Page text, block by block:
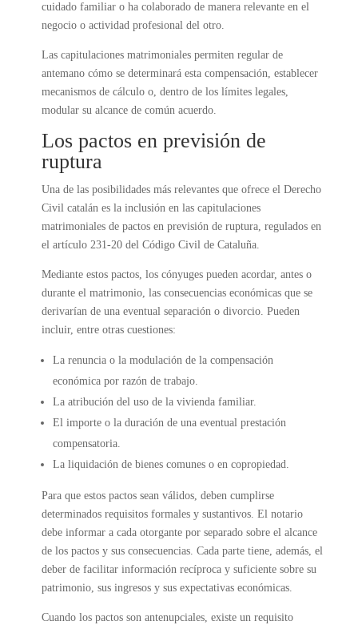
cuidado familiar o ha colaborado de manera relevante en el
negocio o actividad profesional del otro.
Las capitulaciones matrimoniales permiten regular de
antemano cómo se determinará esta compensación, establecer
mecanismos de cálculo o, dentro de los límites legales,
modular su alcance de común acuerdo.
Los pactos en previsión de
ruptura
Una de las posibilidades más relevantes que ofrece el Derecho
Civil catalán es la inclusión en las capitulaciones
matrimoniales de pactos en previsión de ruptura, regulados en
el artículo 231-20 del Código Civil de Cataluña.
Mediante estos pactos, los cónyuges pueden acordar, antes o
durante el matrimonio, las consecuencias económicas que se
derivarían de una eventual separación o divorcio. Pueden
incluir, entre otras cuestiones:
La renuncia o la modulación de la compensación
económica por razón de trabajo.
La atribución del uso de la vivienda familiar.
El importe o la duración de una eventual prestación
compensatoria.
La liquidación de bienes comunes o en copropiedad.
Para que estos pactos sean válidos, deben cumplirse
determinados requisitos formales y sustantivos. El notario
debe informar a cada otorgante por separado sobre el alcance
de los pactos y sus consecuencias. Cada parte tiene, además, el
deber de facilitar información recíproca y suficiente sobre su
patrimonio, sus ingresos y sus expectativas económicas.
Cuando los pactos son antenupciales, existe un requisito